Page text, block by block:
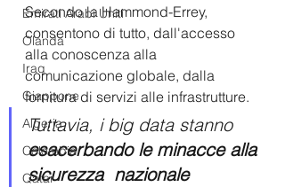
Emirati Arabi Uniti
Olanda
Iraq
Giappone
Algeria
Colombia
Qatar
Secondo la Hammond-Errey,
consentono di tutto, dall'accesso
alla conoscenza alla
comunicazione globale, dalla
fornitura di servizi alle infrastrutture.
Tuttavia, i big data stanno
esacerbando le minacce alla
sicurezza  nazionale